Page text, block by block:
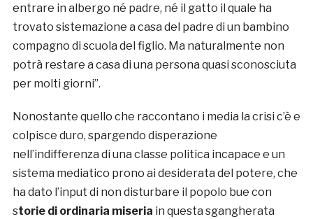
entrare in albergo né padre, né il gatto il quale ha
trovato sistemazione a casa del padre di un bambino
compagno di scuola del figlio. Ma naturalmente non
potrà restare a casa di una persona quasi sconosciuta
per molti giorni”.
Nonostante quello che raccontano i media la crisi c’è e
colpisce duro, spargendo disperazione
nell’indifferenza di una classe politica incapace e un
sistema mediatico prono ai desiderata del potere, che
ha dato l’input di non disturbare il popolo bue con
storie di ordinaria miseria in questa sgangherata